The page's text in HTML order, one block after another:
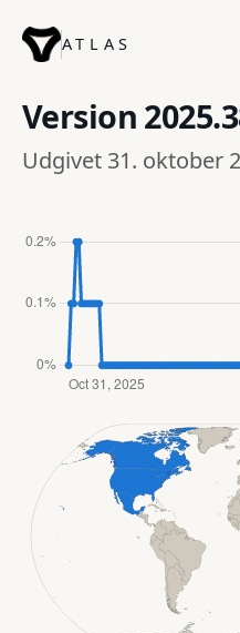
ATLAS
Version
Udgivet 31. oktober